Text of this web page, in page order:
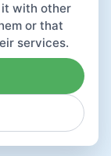
with other
or that
services.